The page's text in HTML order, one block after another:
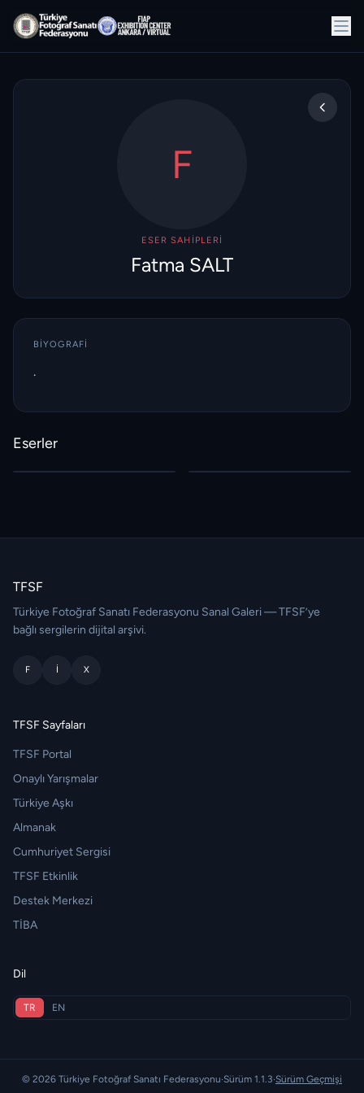
F
ESER SAHIPLERI
Fatma SALT
BIYOGRAFI
.
Eserler
TFSF
Türkiye Fotoğraf Sanatı Federasyonu Sanal Galeri — TFSF’ye
bağlı sergilerin dijital arşivi.
F I X
TFSF Sayfaları
TFSF Portal
Onaylı Yarışmalar
Türkiye Aşkı
Almanak
Cumhuriyet Sergisi
TFSF Etkinlik
Destek Merkezi
TİBA
Dil
TR EN
© 2026 Türkiye Fotoğraf Sanatı Federasyonu·Sürüm 1.1.3·Sürüm Geçmişi